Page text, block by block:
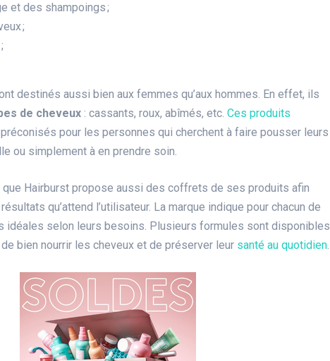
et des shampoings ;
;
destinés aussi bien aux femmes qu’aux hommes. En effet, ils
de cheveux : cassants, roux, abîmés, etc. Ces produits
pour les personnes qui cherchent à faire pousser leurs
ou simplement à en prendre soin.
que Hairburst propose aussi des coffrets de ses produits afin
qu’attend l’utilisateur. La marque indique pour chacun de
idéales selon leurs besoins. Plusieurs formules sont disponibles
bien nourrir les cheveux et de préserver leur santé au quotidien.